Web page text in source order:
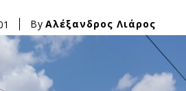
By Αλέξανδρος Λιάρος